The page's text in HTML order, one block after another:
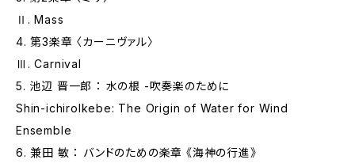
Ⅱ. Mass
4. 第3楽章 〈カーニヴァル〉
Ⅲ. Carnival
5. 池辺 晋一郎 ： 水の根 -吹奏楽のために
Shin-ichiroIkebe: The Origin of Water for Wind
Ensemble
6. 兼田 敏 ： バンドのための楽章 《海神の行進》